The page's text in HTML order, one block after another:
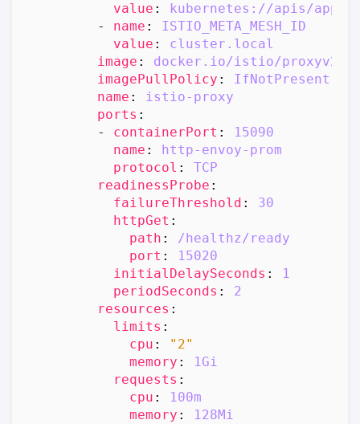
value :
kubernetes://apis/apps/
- name :
ISTIO_META_MESH_ID
value :
cluster.local
image :
docker.io/istio/
imagePullPolicy :
IfNotPresent
name :
istio-proxy
ports :
- containerPort :
15090
name :
http-envoy-prom
protocol :
TCP
readinessProbe :
failureThreshold :
30
httpGet :
path :
/healthz/ready
port :
15020
initialDelaySeconds :
1
periodSeconds :
2
resources :
limits :
cpu :
"2"
memory :
1Gi
requests :
cpu :
100m
memory :
128Mi